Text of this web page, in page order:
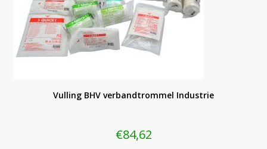
Vulling BHV verbandtrommel Industrie
€84,62